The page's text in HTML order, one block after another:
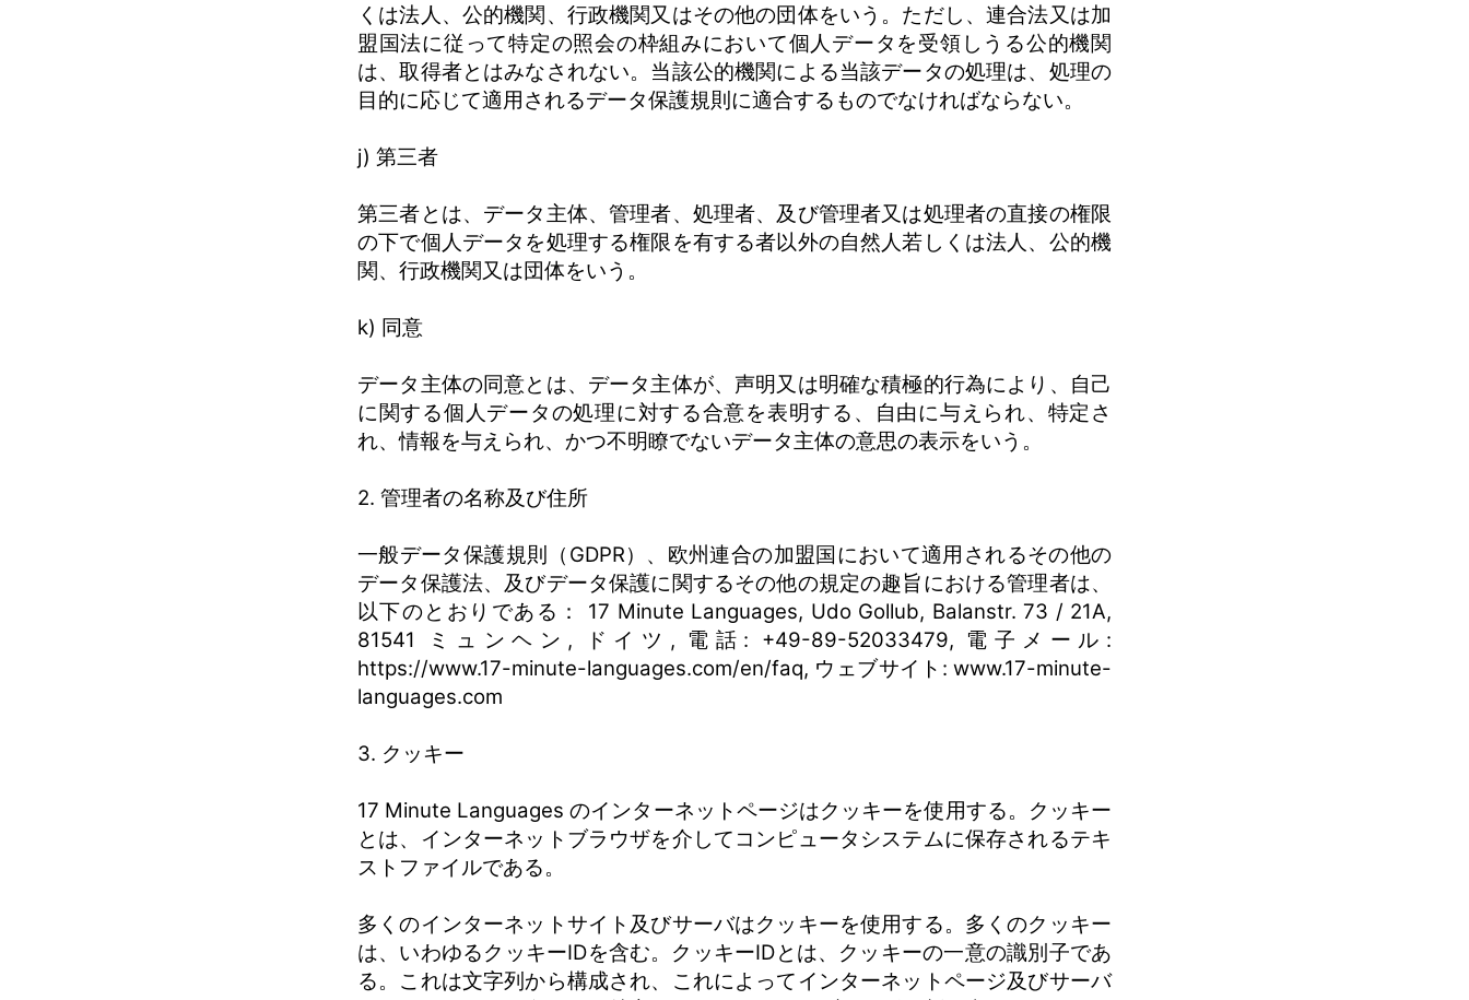
くは法人、公的機関、行政機関又はその他の団体をいう。ただし、連合法又は加
盟国法に従って特定の照会の枠組みにおいて個人データを受領しうる公的機関
は、取得者とはみなされない。当該公的機関による当該データの処理は、処理の
目的に応じて適用されるデータ保護規則に適合するものでなければならない。
j) 第三者
第三者とは、データ主体、管理者、処理者、及び管理者又は処理者の直接の権限
の下で個人データを処理する権限を有する者以外の自然人若しくは法人、公的機
関、行政機関又は団体をいう。
k) 同意
データ主体の同意とは、データ主体が、声明又は明確な積極的行為により、自己
に関する個人データの処理に対する合意を表明する、自由に与えられ、特定さ
れ、情報を与えられ、かつ不明瞭でないデータ主体の意思の表示をいう。
2. 管理者の名称及び住所
一般データ保護規則（GDPR）、欧州連合の加盟国において適用されるその他の
データ保護法、及びデータ保護に関するその他の規定の趣旨における管理者は、
以下のとおりである： 17 Minute Languages, Udo Gollub, Balanstr. 73 / 21A,
81541 ミュンヘン, ドイツ, 電話: +49-89-52033479, 電子メール:
https://www.17-minute-languages.com/en/faq, ウェブサイト: www.17-minute-
languages.com
3. クッキー
17 Minute Languages のインターネットページはクッキーを使用する。クッキー
とは、インターネットブラウザを介してコンピュータシステムに保存されるテキ
ストファイルである。
多くのインターネットサイト及びサーバはクッキーを使用する。多くのクッキー
は、いわゆるクッキーIDを含む。クッキーIDとは、クッキーの一意の識別子であ
る。これは文字列から構成され、これによってインターネットページ及びサーバ